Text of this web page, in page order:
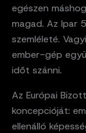
egészen
magad. Az Ipar
szemléleté.
ember-gép
időt szánni.
Az Európai
koncepcióját:
ellenálló